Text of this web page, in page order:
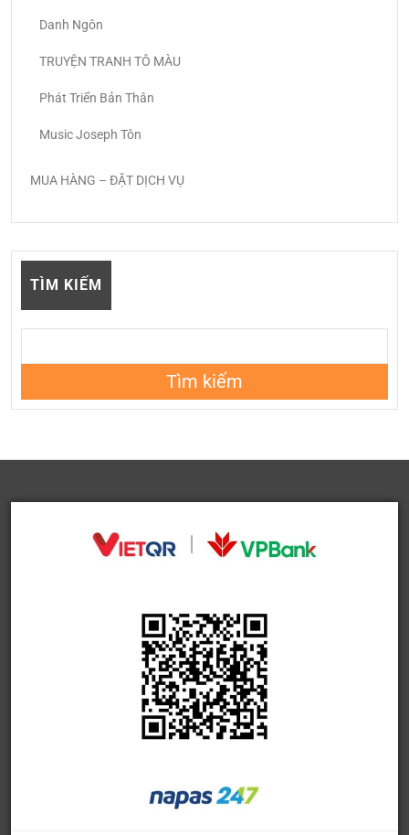
Danh Ngôn
TRUYỆN TRANH TÔ MÀU
Phát Triển Bản Thân
Music Joseph Tôn
MUA HÀNG – ĐẶT DỊCH VỤ
TÌM KIẾM
Tìm kiếm